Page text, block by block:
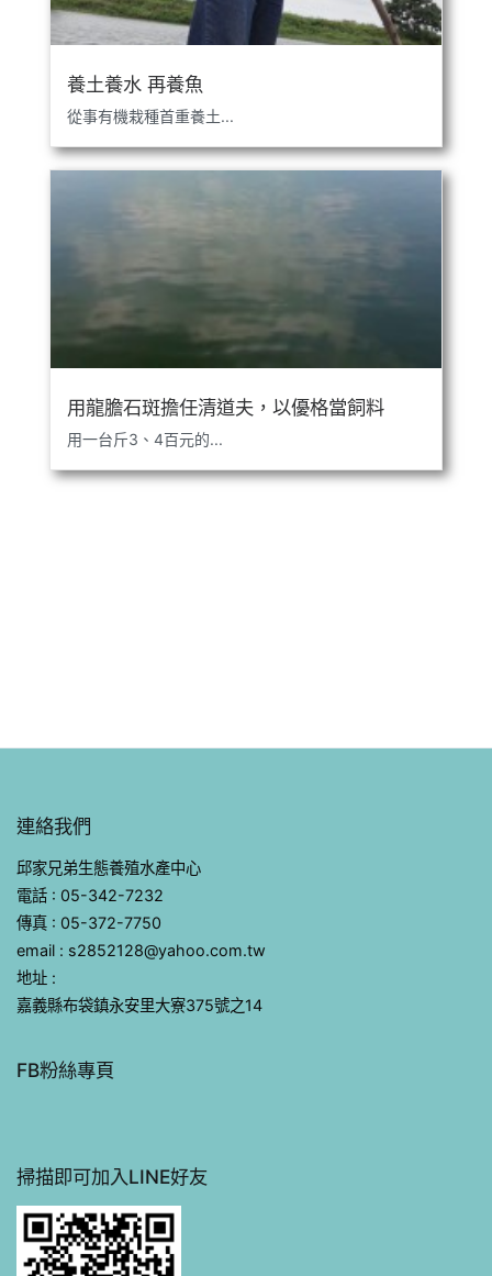
養土養水 再養魚
從事有機栽種首重養土...
用龍膽石斑擔任清道夫，以優格當飼料
用一台斤3、4百元的...
連絡我們
邱家兄弟生態養殖水產中心
電話 : 05-342-7232
傳真 : 05-372-7750
email : s2852128@yahoo.com.tw
地址 :
嘉義縣布袋鎮永安里大寮375號之14
FB粉絲專頁
掃描即可加入LINE好友